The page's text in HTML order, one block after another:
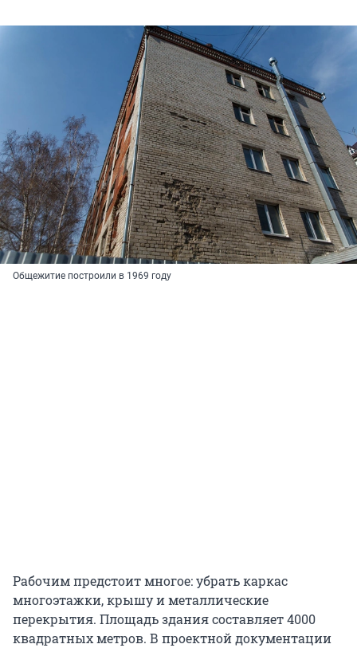
Общежитие построили в 1969 году
Рабочим предстоит многое: убрать каркас
многоэтажки, крышу и металлические
перекрытия. Площадь здания составляет 4000
квадратных метров. В проектной документации